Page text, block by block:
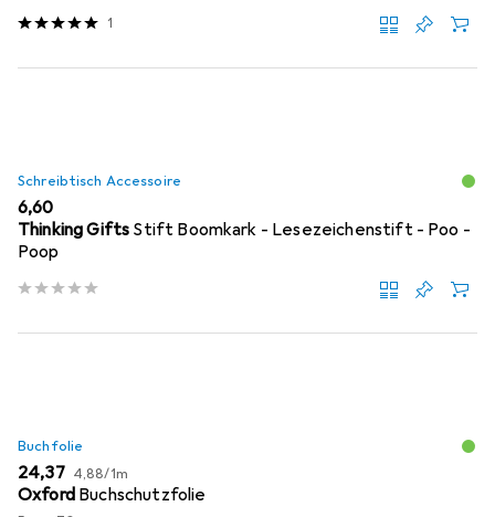
1
Schreibtisch Accessoire
EUR
6,60
Thinking Gifts Stift Boomkark - Lesezeichenstift - Poo -
Poop
Buchfolie
EUR
24,37 EUR
4,88/1m
Oxford Buchschutzfolie